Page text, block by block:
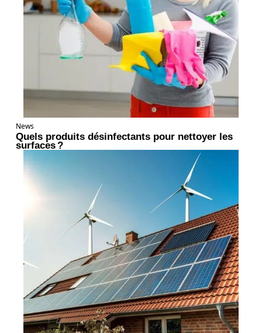
News
Quels produits désinfectants pour nettoyer les
surfaces ?